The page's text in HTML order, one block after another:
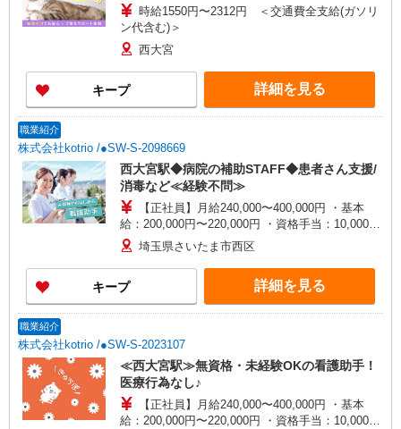
時給1550円〜2312円 ＜交通費全支給(ガソリ
ン代含む)＞
西大宮
キープ 詳細を見る
職業紹介
株式会社kotrio /●SW-S-2098669
西大宮駅◆病院の補助STAFF◆患者さん支援/
消毒など≪経験不問≫
【正社員】月給240,000〜400,000円 ・基本
給：200,000円〜220,000円 ・資格手当：10,000〜
30,000円 ・役職手当：10,000〜70,000円 ・処遇改
善手当：20,000〜60,000円（勤続年数、保有資格
により変動） ・固定残業手当：20,000円（10時
間） ※固定残業時間を超過する場合には超過勤務
手当として別途支給 ・夜勤手当：10,000円/1回
歓迎 ・認知症介護基礎研修 ・初任者研修 ・実務
者研修 ・介護福祉士 など
埼玉県さいたま市西区
キープ 詳細を見る
職業紹介
株式会社kotrio /●SW-S-2023107
≪西大宮駅≫無資格・未経験OKの看護助手！
医療行為なし♪
【正社員】月給240,000〜400,000円 ・基本
給：200,000円〜220,000円 ・資格手当：10,000〜